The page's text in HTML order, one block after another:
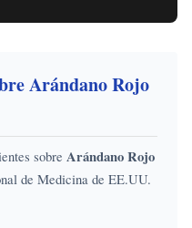
Arándano Rojo
sobreArándano Rojo
de Medicina de EE.UU.